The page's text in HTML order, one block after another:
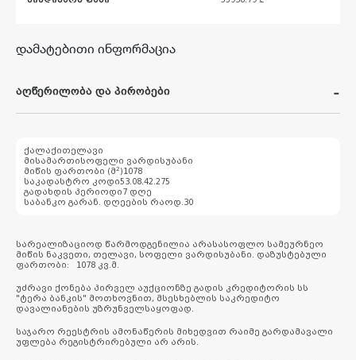
დამატებითი ინფორმაცია
აღწერილობა და პირობები
ქალაქითელავი
მისამართისოფელი ვარდისუბანი
მიწის ფართობი (მ2 )1078
საკადასტრო კოდი53.08.42.275
გადახდის პერიოდი7 დღე
საბანკო გარან. დღეების რაოდ. 30
სარეალიზაციოდ წარმოდგენილია არასასოფლო სამეურნეო
მიწის ნაკვეთი, თელავი, სოფელი ვარდისუბანი. დაზუსტებული
ფართობი: 1078 კვ.მ.
უძრავი ქონება პირველ აუქციონზე გადის კრედიტორის სს
"ტერა ბანკის" მოთხოვნით, მსესხებლის საკრედიტო
დავალიანების უზრუნველსაყოფად.
საჯარო რეესტრის ამონაწერის მიხედვით რაიმე გარდამავალი
უფლება რეგისტრირებული არ არის.